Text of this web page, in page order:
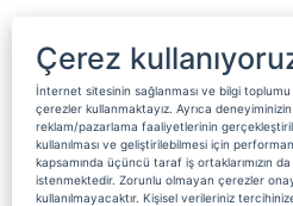
Çerez
İnternet sitesinin sağlanması ve bilgi
çerezler kullanmaktayız. Ayrıca
reklam/pazarlama faaliyetlerinin
kullanılması ve geliştirilebilmesi için
kapsamında üçüncü taraf iş ortaklarımızın
istenmektedir. Zorunlu olmayan çerezler
kullanılmayacaktır. Kişisel verileriniz